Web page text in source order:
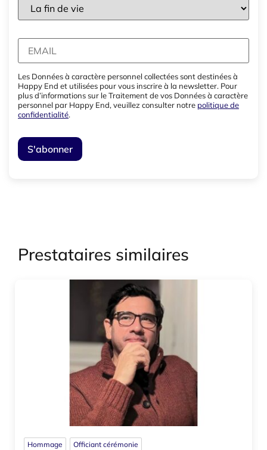
Les Données à caractère personnel collectées sont destinées à
Happy End et utilisées pour vous inscrire à la newsletter. Pour
plus d’informations sur le Traitement de vos Données à caractère
personnel par Happy End, veuillez consulter notre politique de
confidentialité.
Prestataires similaires
Hommage Officiant cérémonie